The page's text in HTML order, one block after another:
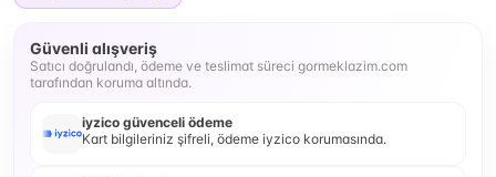
Güvenli alışveriş
Satıcı doğrulandı, ödeme ve teslimat süreci gormeklazim.com
tarafından koruma altında.
iyzico güvenceli ödeme
Kart bilgileriniz şifreli, ödeme iyzico korumasında.